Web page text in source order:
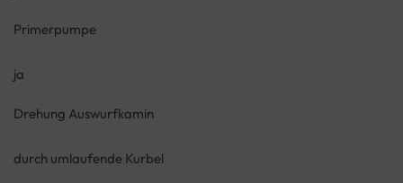
Primerpumpe
ja
Drehung Auswurfkamin
durch umlaufende Kurbel